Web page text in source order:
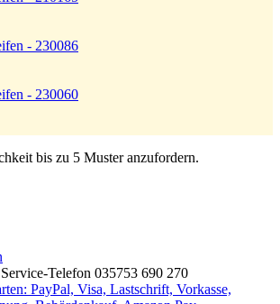
bis zu 5 Muster anzufordern.
Telefon 035753 690 270